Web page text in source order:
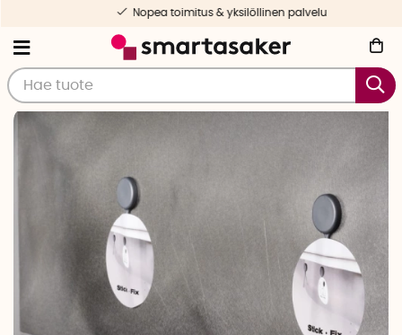
Nopea toimitus & yksilöllinen palvelu